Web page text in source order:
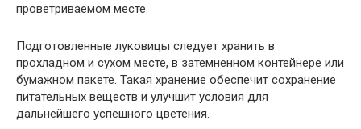
проветриваемом месте.
Подготовленные луковицы следует хранить в
прохладном и сухом месте, в затемненном контейнере или
бумажном пакете. Такая хранение обеспечит сохранение
питательных веществ и улучшит условия для
дальнейшего успешного цветения.